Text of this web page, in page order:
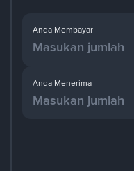
Anda Membayar
Anda Menerima